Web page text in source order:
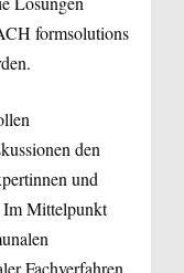
formsolutions
den
und
Im Mittelpunkt
Fachverfahren